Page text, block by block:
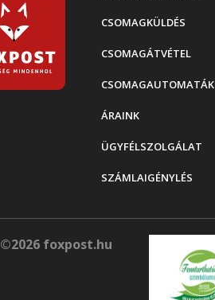
CSOMAGKÜLDÉS
CSOMAGÁTVÉTEL
CSOMAGAUTOMATÁK
ÁRAINK
ÜGYFÉLSZOLGÁLAT
SZÁMLAIGÉNYLÉS
©2026 foxpost.hu